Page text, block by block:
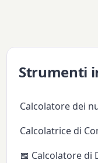
Strumenti
Calcolatore dei
Calcolatrice di
📅 Calcolatore di